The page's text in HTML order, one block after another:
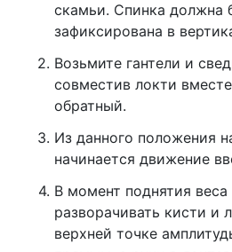
скамьи. Спинка должна
зафиксирована в
Возьмите гантели и
совместив локти
обратный.
Из данного положения
начинается движение
В момент поднятия
разворачивать кисти и
верхней точке